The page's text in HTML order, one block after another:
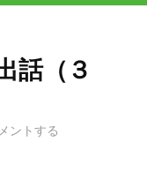
話（３
ントする